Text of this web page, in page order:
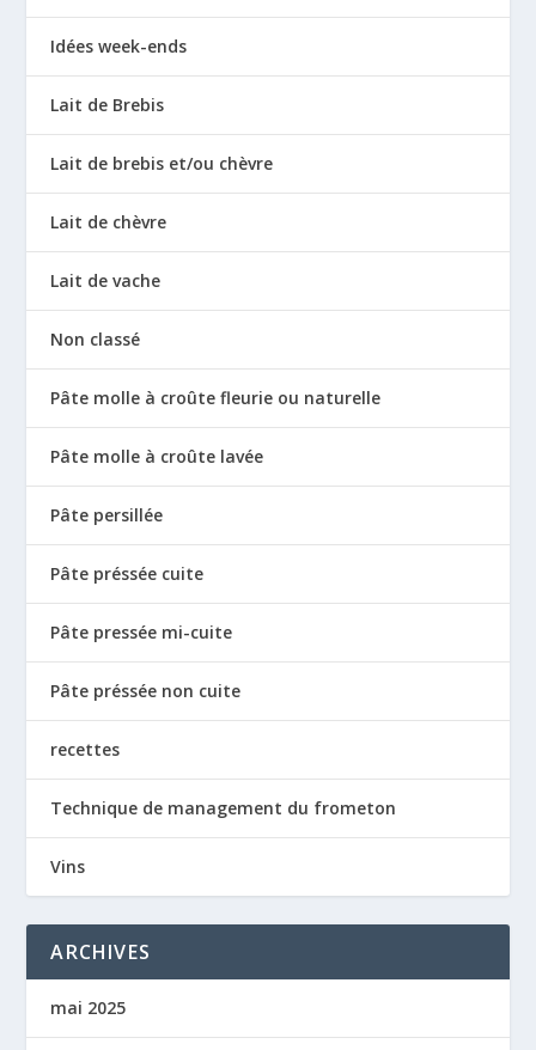
Idées week-ends
Lait de Brebis
Lait de brebis et/ou chèvre
Lait de chèvre
Lait de vache
Non classé
Pâte molle à croûte fleurie ou naturelle
Pâte molle à croûte lavée
Pâte persillée
Pâte préssée cuite
Pâte pressée mi-cuite
Pâte préssée non cuite
recettes
Technique de management du frometon
Vins
ARCHIVES
mai 2025